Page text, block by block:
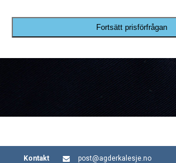
Fortsätt prisförfrågan
Kontakt
post@agderkalesje.no